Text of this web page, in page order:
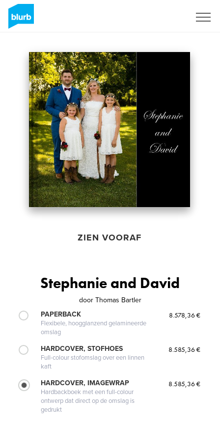
ZIEN VOORAF
Stephanie and David
door Thomas Bartler
PAPERBACK
Flexibele, hoogglanzend gelamineerde
omslag
8.578,36 €
HARDCOVER, STOFHOES
Full-colour stofomslag over een linnen
kaft
8.585,36 €
HARDCOVER, IMAGEWRAP
Hardbackboek met een full-colour
ontwerp dat direct op de omslag is
gedrukt
8.585,36 €